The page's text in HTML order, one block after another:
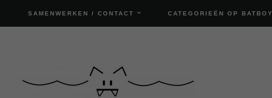
SAMENWERKEN / CONTACT CATEGORIEËN OP BATBOY